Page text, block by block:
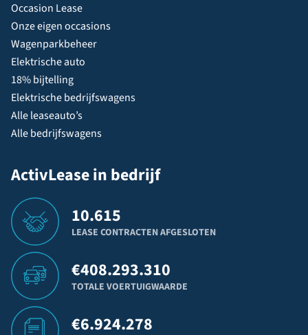
Occasion Lease
Onze eigen occasions
Wagenparkbeheer
Elektrische auto
18% bijtelling
Elektrische bedrijfswagens
Alle leaseauto’s
Alle bedrijfswagens
ActivLease in bedrijf
10.615
LEASE CONTRACTEN AFGESLOTEN
€408.293.310
TOTALE VOERTUIGWAARDE
€6.924.278